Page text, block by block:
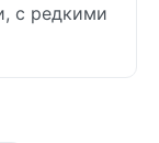
с редкими